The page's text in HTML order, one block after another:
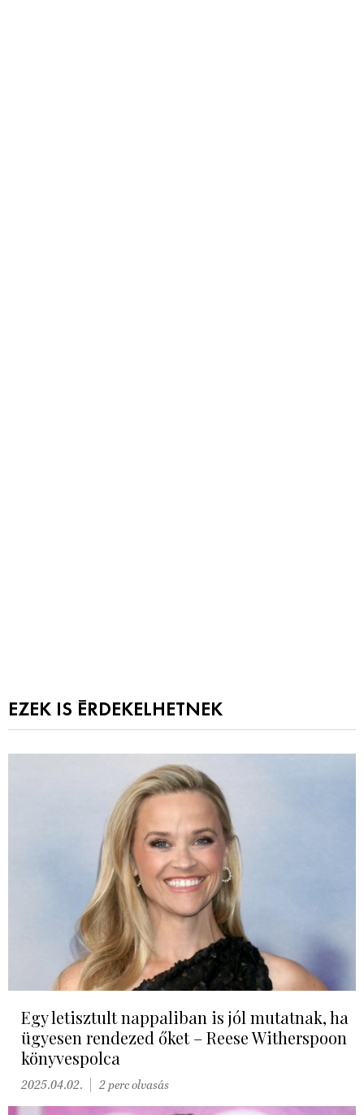
EZEK IS ÉRDEKELHETNEK
Egy letisztult nappaliban is jól mutatnak, ha
ügyesen rendezed őket – Reese Witherspoon
könyvespolca
2025.04.02. 2 perc olvasás